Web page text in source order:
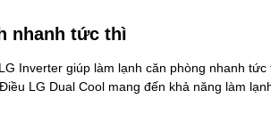
nhanh tức thì
Inverter giúp làm lạnh căn phòng nhanh
LG Dual Cool mang đến khả năng làm